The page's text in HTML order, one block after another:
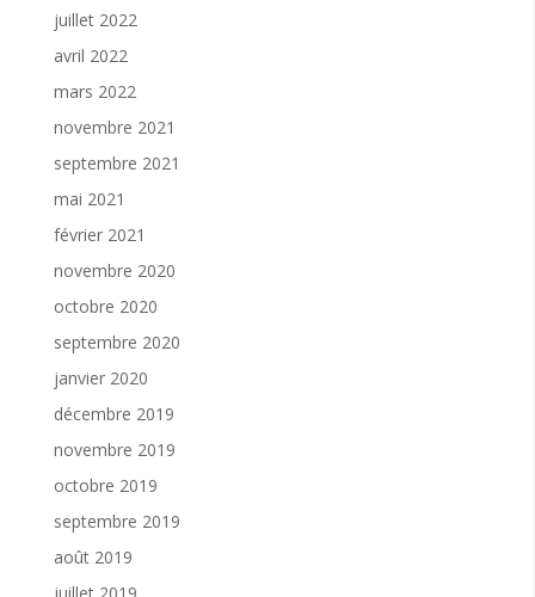
juillet 2022
avril 2022
mars 2022
novembre 2021
septembre 2021
mai 2021
février 2021
novembre 2020
octobre 2020
septembre 2020
janvier 2020
décembre 2019
novembre 2019
octobre 2019
septembre 2019
août 2019